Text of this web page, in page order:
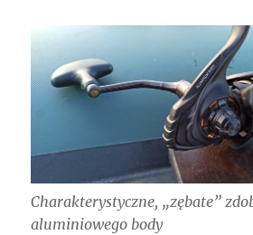
Charakterystyczne, „zębate”
aluminiowego body